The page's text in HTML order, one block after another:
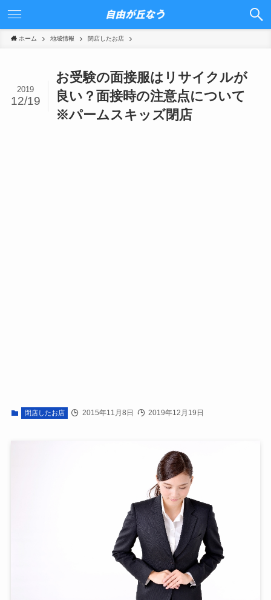
ホーム 地域情報 閉店したお店
お受験の面接服はリサイクルが
良い？面接時の注意点について
※パームスキッズ閉店
2019
12/19
閉店したお店 2015年11月8日 2019年12月19日